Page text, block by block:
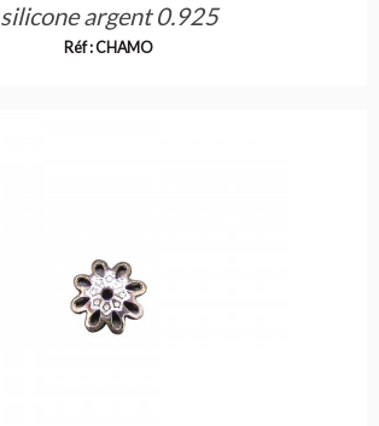
silicone argent 0.925
Réf : CHAMO